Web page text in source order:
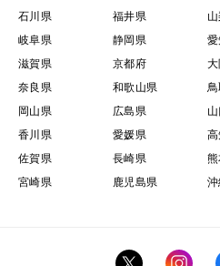
石川県
福井県
岐阜県
静岡県
滋賀県
京都府
奈良県
和歌山県
岡山県
広島県
香川県
愛媛県
佐賀県
長崎県
宮崎県
鹿児島県